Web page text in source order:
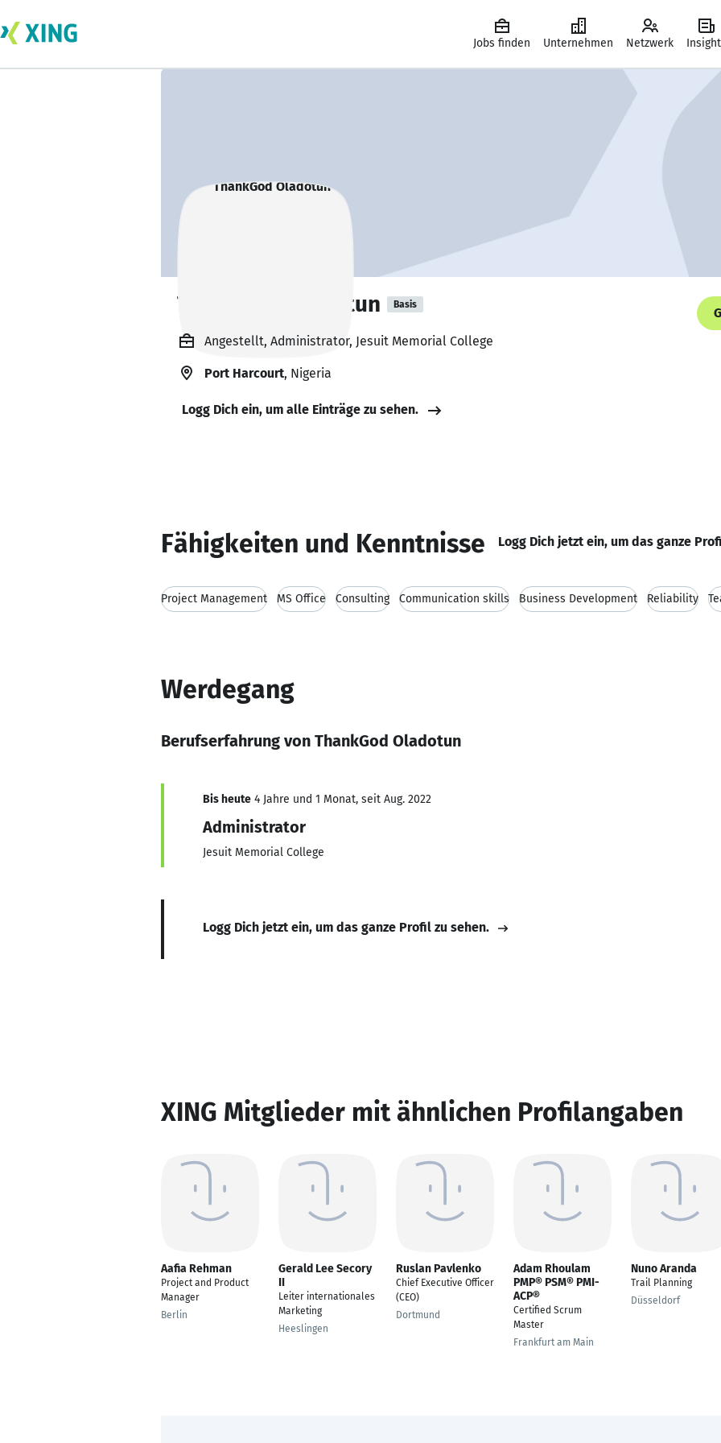
Jobs finden Unternehmen Netzwerk
ThankGod Oladotun Basis
Angestellt, Administrator, Jesuit Memorial College
Port Harcourt, Nigeria
Logg Dich ein, um alle Einträge zu sehen.
Fähigkeiten und Kenntnisse Logg Dich jetzt ein, um das ganze
Project Management MS Office Consulting Communication skills Business Development Reliability
Werdegang
Berufserfahrung von ThankGod Oladotun
Bis heute 4 Jahre und 1 Monat, seit Aug. 2022
Administrator
Jesuit Memorial College
Logg Dich jetzt ein, um das ganze Profil zu sehen.
XING Mitglieder mit ähnlichen Profilangaben
Aafia Rehman
Project and Product
Manager
Berlin
Gerald Lee Secory
II
Leiter internationales
Marketing
Heeslingen
Ruslan Pavlenko
Chief Executive Officer
(CEO)
Dortmund
Adam Rhoulam
PMP® PSM® PMI-
ACP®
Certified Scrum
Master
Frankfurt am Main
Nuno Aranda
Trail Planning
Düsseldorf